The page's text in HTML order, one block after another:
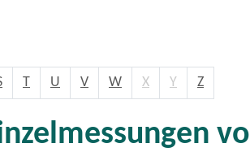
T U V W X Y Z